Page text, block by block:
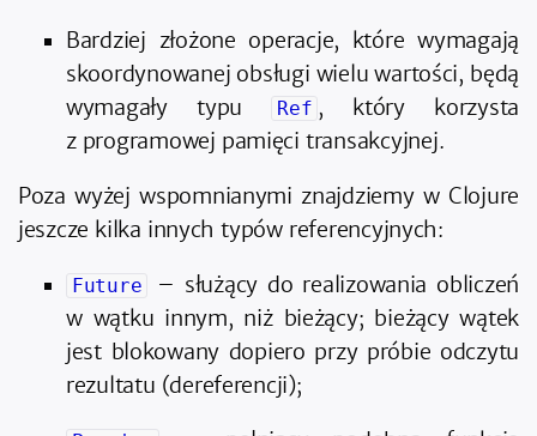
Bardziej złożone operacje, które wymagają
skoordynowanej obsługi wielu wartości, będą
wymagały typu
Ref , który korzysta
z programowej pamięci transakcyjnej.
Poza wyżej wspomnianymi znajdziemy w Clojure
jeszcze kilka innych typów referencyjnych:
Future
– służący do realizowania obliczeń
w wątku innym, niż bieżący; bieżący wątek
jest blokowany dopiero przy próbie odczytu
rezultatu (dereferencji);